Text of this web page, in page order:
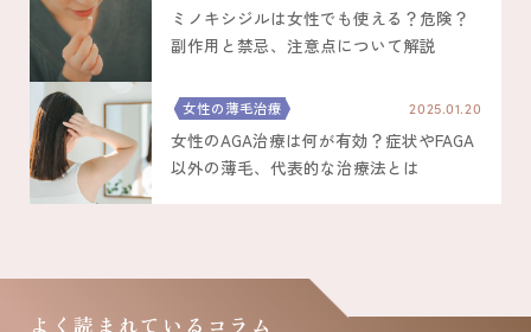
ミノキシジルは女性でも使える？危険？
副作用と禁忌、注意点について解説
女性の薄毛治療 2025.01.20
女性のAGA治療は何が有効？症状やFAGA
以外の薄毛、代表的な治療法とは
よく読まれているコラム